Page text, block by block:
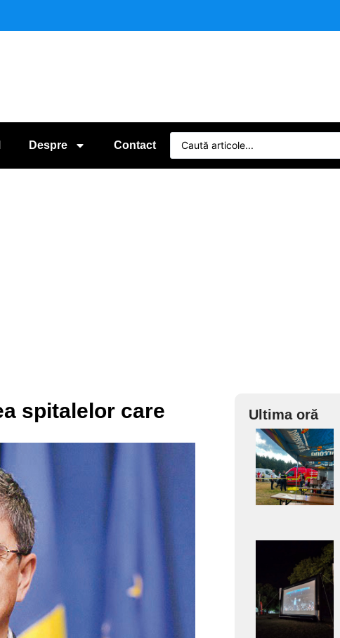
Despre Contact
spitalelor care
Ultima oră
Adaugă
aici textul
pentru
subtitlu
aici textul
pentru
subtitlu